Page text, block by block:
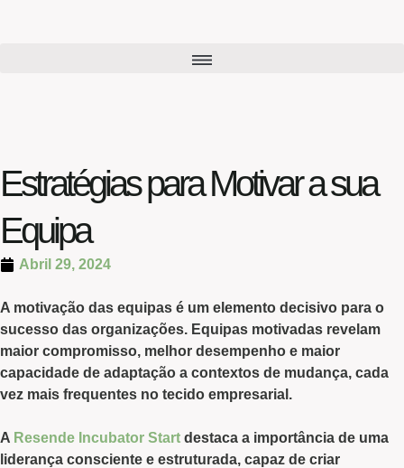
Estratégias para Motivar a sua
Equipa
Abril 29, 2024
A motivação das equipas é um elemento decisivo para o
sucesso das organizações. Equipas motivadas revelam
maior compromisso, melhor desempenho e maior
capacidade de adaptação a contextos de mudança, cada
vez mais frequentes no tecido empresarial.
A Resende Incubator Start destaca a importância de uma
liderança consciente e estruturada, capaz de criar